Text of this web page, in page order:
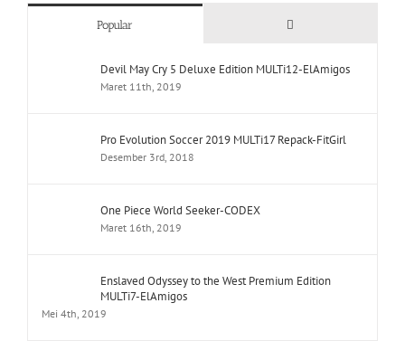
Popular Comments
Devil May Cry 5 Deluxe Edition MULTi12-ElAmigos
Maret 11th, 2019
Pro Evolution Soccer 2019 MULTi17 Repack-FitGirl
Desember 3rd, 2018
One Piece World Seeker-CODEX
Maret 16th, 2019
Enslaved Odyssey to the West Premium Edition
MULTi7-ElAmigos
Mei 4th, 2019